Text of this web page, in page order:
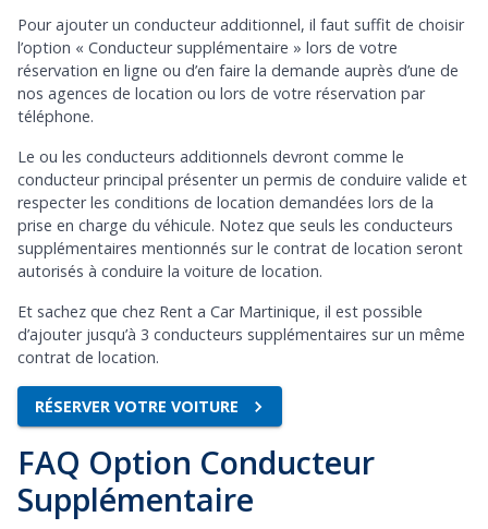
Pour ajouter un conducteur additionnel, il faut suffit de choisir
l’option « Conducteur supplémentaire » lors de votre
réservation en ligne ou d’en faire la demande auprès d’une de
nos agences de location ou lors de votre réservation par
téléphone.
Le ou les conducteurs additionnels devront comme le
conducteur principal présenter un permis de conduire valide et
respecter les conditions de location demandées lors de la
prise en charge du véhicule. Notez que seuls les conducteurs
supplémentaires mentionnés sur le contrat de location seront
autorisés à conduire la voiture de location.
Et sachez que chez Rent a Car Martinique, il est possible
d’ajouter jusqu’à 3 conducteurs supplémentaires sur un même
contrat de location.
RÉSERVER VOTRE VOITURE
FAQ Option Conducteur
Supplémentaire